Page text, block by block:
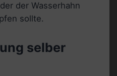
der Wasserhahn
sollte.
selber